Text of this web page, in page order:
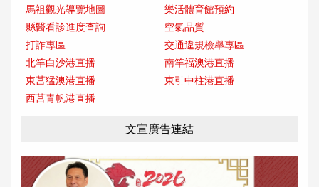
馬祖觀光導覽地圖
樂活體育館預約
縣醫看診進度查詢
空氣品質
打詐專區
交通違規檢舉專區
北竿白沙港直播
南竿福澳港直播
東莒猛澳港直播
東引中柱港直播
西莒青帆港直播
文宣廣告連結